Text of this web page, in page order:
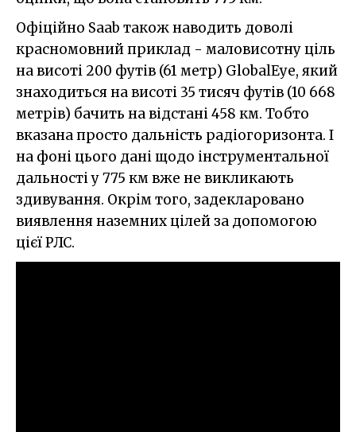
Офіційно Saab також наводить доволі
красномовний приклад - маловисотну ціль
на висоті 200 футів (61 метр) GlobalEye, який
знаходиться на висоті 35 тисяч футів (10 668
метрів) бачить на відстані 458 км. Тобто
вказана просто дальність радіогоризонта. І
на фоні цього дані щодо інструментальної
дальності у 775 км вже не викликають
здивування. Окрім того, задекларовано
виявлення наземних цілей за допомогою
цієї РЛС.